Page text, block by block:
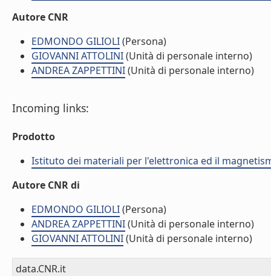
Autore CNR
EDMONDO GILIOLI(Persona)
GIOVANNI ATTOLINI(Unità di personale interno)
ANDREA ZAPPETTINI(Unità di personale interno)
Incoming links:
Prodotto
Istituto dei materiali per l'elettronica ed il
Autore CNR di
EDMONDO GILIOLI(Persona)
ANDREA ZAPPETTINI(Unità di personale interno)
GIOVANNI ATTOLINI(Unità di personale interno)
data.CNR.it